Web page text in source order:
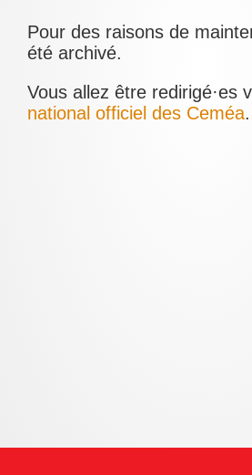
Pour des raisons de
été archivé.
Vous allez être redirigé·es
national officiel des Ceméa.